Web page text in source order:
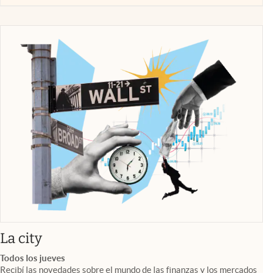
La cityabre en nueva pestaña
Todos los jueves
Recibí las novedades sobre el mundo de las finanzas y los mercados